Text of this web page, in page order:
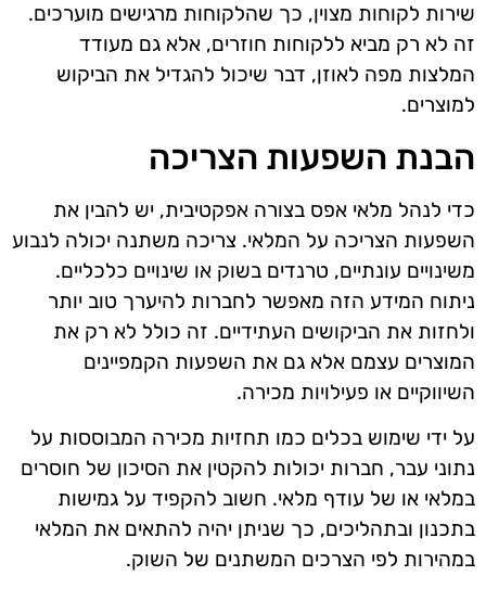
שירות לקוחות מצוין, כך שהלקוחות מרגישים מוערכים.
זה לא רק מביא ללקוחות חוזרים, אלא גם מעודד
המלצות מפה לאוזן, דבר שיכול להגדיל את הביקוש
למוצרים.
הבנת השפעות הצריכה
כדי לנהל מלאי אפס בצורה אפקטיבית, יש להבין את
השפעות הצריכה על המלאי. צריכה משתנה יכולה לנבוע
משינויים עונתיים, טרנדים בשוק או שינויים כלכליים.
ניתוח המידע הזה מאפשר לחברות להיערך טוב יותר
ולחזות את הביקושים העתידיים. זה כולל לא רק את
המוצרים עצמם אלא גם את השפעות הקמפיינים
השיווקיים או פעילויות מכירה.
על ידי שימוש בכלים כמו תחזיות מכירה המבוססות על
נתוני עבר, חברות יכולות להקטין את הסיכון של חוסרים
במלאי או של עודף מלאי. חשוב להקפיד על גמישות
בתכנון ובתהליכים, כך שניתן יהיה להתאים את המלאי
במהירות לפי הצרכים המשתנים של השוק.